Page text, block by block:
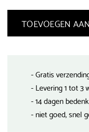
TOEVOEGEN
- Gratis
- Levering 1 tot 3
- 14 dagen
- niet goed, snel